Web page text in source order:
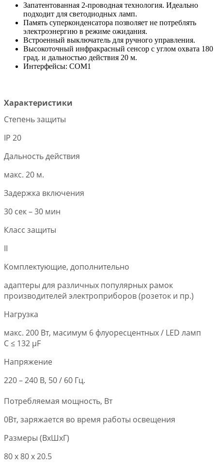
Запатентованная 2-проводная технология. Идеально
подходит для светодиодных ламп.
Память суперконденсатора позволяет не потреблять
электроэнергию в режиме ожидания.
Встроенный выключатель для ручного управления.
Высокоточный инфракрасный сенсор с углом охвата 180
град. и дальностью действия 20 м.
Интерфейсы: COM1
Характеристики
Степень защиты
IP 20
Дальность действия
макс. 20 м.
Задержка включения
30 сек – 30 мин
Класс защиты
II
Комплектующие, дополнительно
адаптеры для различных популярных рамок
производителей электроприборов (розеток и пр.)
Нагрузка
макс. 200 Вт, масимум 6 флуоресцентных / LED ламп
C ≤ 132 μF
Напряжение
220 – 240 В, 50 / 60 Гц.
Потребляемая мощность, Вт
0Вт, заряжается во время работы освещения
Размеры (ВxШxГ)
80 x 80 x 20.5